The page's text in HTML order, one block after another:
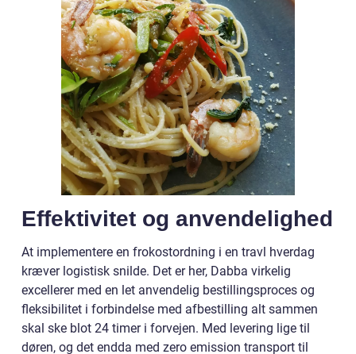
Effektivitet og anvendelighed
At implementere en frokostordning i en travl hverdag
kræver logistisk snilde. Det er her, Dabba virkelig
excellerer med en let anvendelig bestillingsproces og
fleksibilitet i forbindelse med afbestilling alt sammen
skal ske blot 24 timer i forvejen. Med levering lige til
døren, og det endda med zero emission transport til